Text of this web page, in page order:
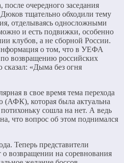
очередного заседания
тщательно обходили тему
отделываясь односложными
и есть подвижки, особенно
клубов, а не сборной России.
о том, что в УЕФА
возвращению российских
«Дыма без огня
в свое время тема перехода
(АФК), которая была актуальна
сошла на нет. А ведь
что вопрос об этом поднимался
Теперь представители
о возвращении на соревнования